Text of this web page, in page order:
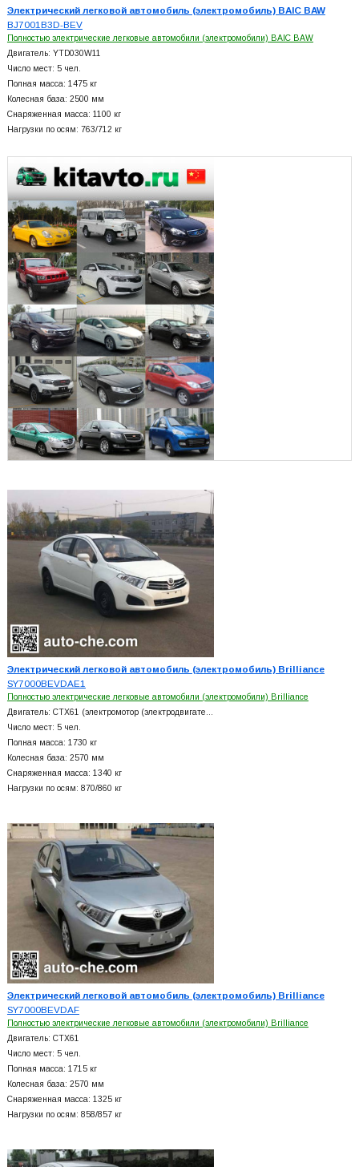
Электрический легковой автомобиль (электромобиль) BAIC BAW
BJ7001B3D-BEV
Полностью электрические легковые автомобили (электромобили) BAIC BAW
Двигатель: YTD030W11
Число мест: 5 чел.
Полная масса: 1475 кг
Колесная база: 2500 мм
Снаряженная масса: 1100 кг
Нагрузки по осям: 763/712 кг
Электрический легковой автомобиль (электромобиль) Brilliance
SY7000BEVDAE1
Полностью электрические легковые автомобили (электромобили) Brilliance
Двигатель: CTX61 (электромотор (электродвигате…
Число мест: 5 чел.
Полная масса: 1730 кг
Колесная база: 2570 мм
Снаряженная масса: 1340 кг
Нагрузки по осям: 870/860 кг
Электрический легковой автомобиль (электромобиль) Brilliance
SY7000BEVDAF
Полностью электрические легковые автомобили (электромобили) Brilliance
Двигатель: CTX61
Число мест: 5 чел.
Полная масса: 1715 кг
Колесная база: 2570 мм
Снаряженная масса: 1325 кг
Нагрузки по осям: 858/857 кг